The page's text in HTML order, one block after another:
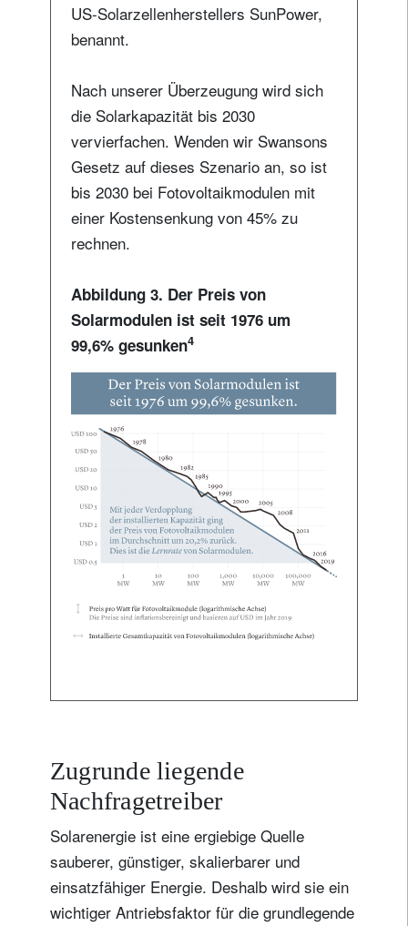
US-Solarzellenherstellers SunPower,
benannt.
Nach unserer Überzeugung wird sich
die Solarkapazität bis 2030
vervierfachen. Wenden wir Swansons
Gesetz auf dieses Szenario an, so ist
bis 2030 bei Fotovoltaikmodulen mit
einer Kostensenkung von 45% zu
rechnen.
Abbildung 3. Der Preis von
Solarmodulen ist seit 1976 um
99,6% gesunken4
Zugrunde liegende
Nachfragetreiber
Solarenergie ist eine ergiebige Quelle
sauberer, günstiger, skalierbarer und
einsatzfähiger Energie. Deshalb wird sie ein
wichtiger Antriebsfaktor für die grundlegende